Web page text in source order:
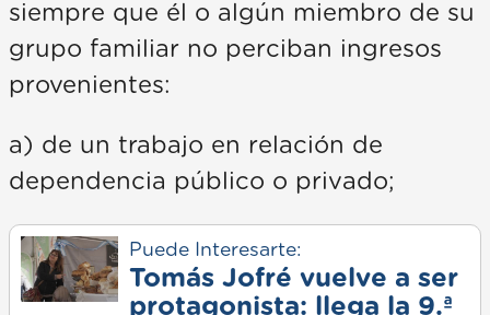
siempre que él o algún miembro de su
grupo familiar no perciban ingresos
provenientes:
a) de un trabajo en relación de
dependencia público o privado;
Puede Interesarte:
Tomás Jofré vuelve a ser
protagonista: llega la 9.ª